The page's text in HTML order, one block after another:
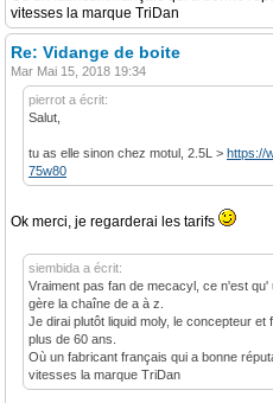
vitesses la marque TriDan
Re: Vidange de boite
Mar Mai 15, 2018 19:34
pierrot a écrit:
Salut,
tu as elle sinon chez motul, 2.5L > https://
75w80
Ok merci, je regarderai les tarifs
siembida a écrit:
Vraiment pas fan de mecacyl, ce n'est
gère la chaîne de a à z.
Je dirai plutôt liquid moly, le concepteur
plus de 60 ans.
Où un fabricant français qui a bonne
vitesses la marque TriDan